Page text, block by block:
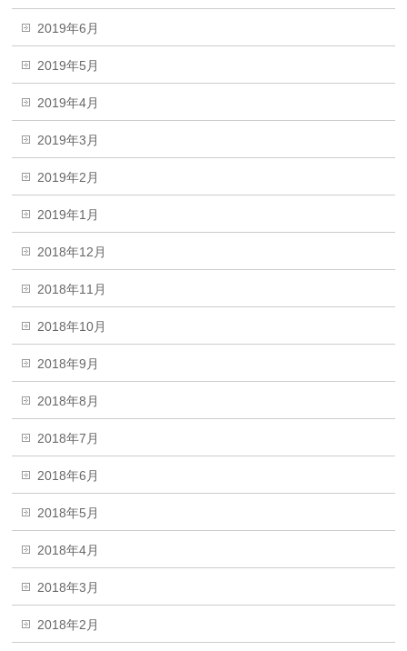
2019年6月
2019年5月
2019年4月
2019年3月
2019年2月
2019年1月
2018年12月
2018年11月
2018年10月
2018年9月
2018年8月
2018年7月
2018年6月
2018年5月
2018年4月
2018年3月
2018年2月